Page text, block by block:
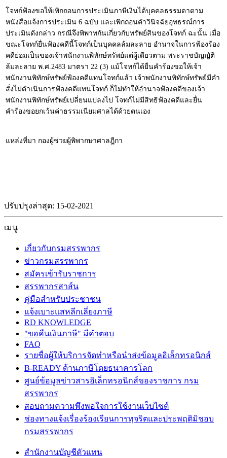
โจทก์ฟ้องขอให้เพิกถอนการประเมินภาษีเงินได้บุคคลธรรมดาตาม
หนังสือแจ้งการประเมิน 6 ฉบับ และเพิกถอนคำวินิจฉัยอุทธรณ์การ
ประเมินดังกล่าว กรณีจึงพิพาทกันเกี่ยวกับทรัพย์สินของโจทก์ ฉะนั้น เมื่อ
ขณะโจทก์ยื่นฟ้องคดีนี้โจทก์เป็นบุคคลล้มละลาย อำนาจในการฟ้องร้อง
คดีย่อมเป็นของเจ้าพนักงานพิทักษ์ทรัพย์แต่ผู้เดียวตาม พระราชบัญญัติ
ล้มละลาย พ.ศ.2483 มาตรา 22 (3) แม้โจทก์ได้ยื่นคำร้องขอให้เจ้า
พนักงานพิทักษ์ทรัพย์ฟ้องคดีแทนโจทก์แล้ว เจ้าพนักงานพิทักษ์ทรัพย์มีคำ
สั่งไม่ดำเนินการฟ้องคดีแทนโจทก์ ก็ไม่ทำให้อำนาจฟ้องคดีของเจ้า
พนักงานพิทักษ์ทรัพย์เปลี่ยนแปลงไป โจทก์ไม่มีสิทธิฟ้องคดีและยื่น
คำร้องขอยกเว้นค่าธรรมเนียมศาลได้ด้วยตนเอง
แหล่งที่มา กองผู้ช่วยผู้พิพากษาศาลฎีกา
ปรับปรุงล่าสุด: 15-02-2021
เมนู
เกี่ยวกับกรมสรรพากร
ข่าวกรมสรรพากร
สมัครเข้ารับราชการ
สรรพากรสาส์น
คู่มือสำหรับประชาชน
แจ้งเบาะแสหลีกเลี่ยงภาษี
RD KNOWLEDGE
"ขอคืนเงินภาษี" มีคำตอบ
FAQ
รายชื่อผู้ให้บริการจัดทำหรือนำส่งข้อมูลอิเล็กทรอนิกส์
B-READY ด้านภาษีโดยธนาคารโลก
ศูนย์ข้อมูลข่าวสารอิเล็กทรอนิกส์ของราชการ กรม
สรรพากร
สอบถามความพึงพอใจการใช้งานเว็บไซต์
ช่องทางแจ้งเรื่องร้องเรียนการทุจริตและประพฤติมิชอบ
กรมสรรพากร
สำนักงานบัญชีตัวแทน